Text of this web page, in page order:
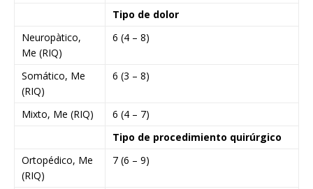
Tipo de dolor
Neuropàtico,
Me (RIQ)
6 (4 – 8)
Somático, Me
(RIQ)
6 (3 – 8)
Mixto, Me (RIQ)
6 (4 – 7)
Tipo de procedimiento quirúrgico
Ortopédico, Me
(RIQ)
7 (6 – 9)